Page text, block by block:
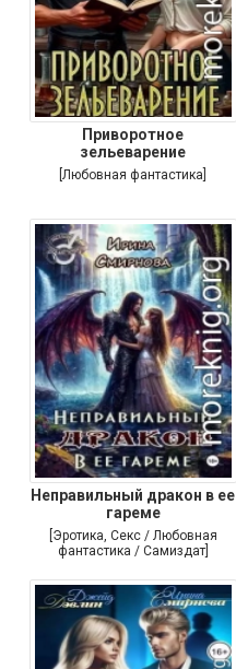
Приворотное
зельеварение
[Любовная фантастика]
Неправильный дракон в ее
гареме
[Эротика, Секс / Любовная
фантастика / Самиздат]